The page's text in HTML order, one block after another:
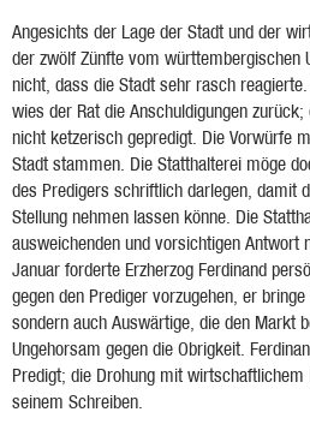
Angesichts der Lage der Stadt und der
der zwölf Zünfte vom württembergischen
nicht, dass die Stadt sehr rasch
wies der Rat die Anschuldigungen
nicht ketzerisch gepredigt. Die Vorwürfe
Stadt stammen. Die Statthalterei möge
des Predigers schriftlich darlegen, damit
Stellung nehmen lassen könne. Die
ausweichenden und vorsichtigen Antwort
Januar forderte Erzherzog Ferdinand
gegen den Prediger vorzugehen, er
sondern auch Auswärtige, die den Markt
Ungehorsam gegen die Obrigkeit.
Predigt; die Drohung mit
seinem Schreiben.